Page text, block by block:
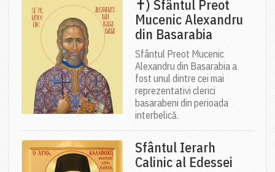
✝) Sfântul Preot
Mucenic Alexandru
din Basarabia
Sfântul Preot Mucenic
Alexandru din Basarabia a
fost unul dintre cei mai
reprezentativi clerici
basarabeni din perioada
interbelică.
Sfântul Ierarh
Calinic al Edessei